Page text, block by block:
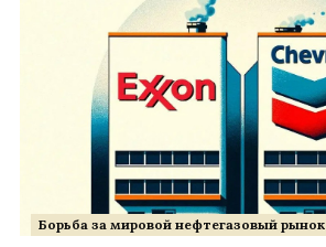
Борьба за мировой нефтегазовый рынок